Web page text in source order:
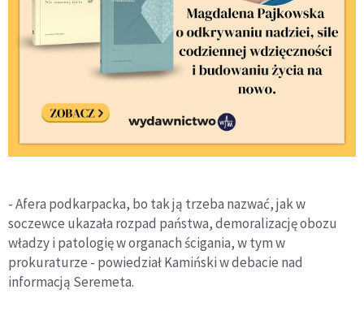
- Afera podkarpacka, bo tak ją trzeba nazwać, jak w
soczewce ukazała rozpad państwa, demoralizację obozu
władzy i patologię w organach ścigania, w tym w
prokuraturze - powiedział Kamiński w debacie nad
informacją Seremeta.